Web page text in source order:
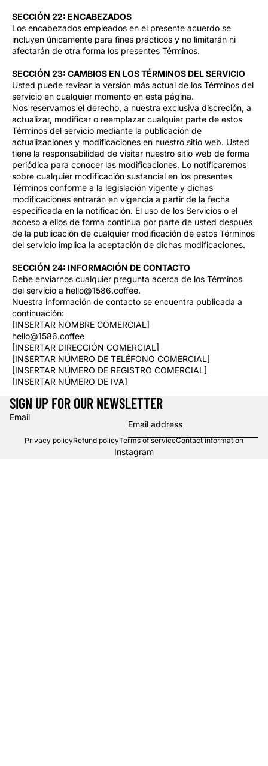
SECCIÓN 22: ENCABEZADOS
Los encabezados empleados en el presente acuerdo se
incluyen únicamente para fines prácticos y no limitarán ni
afectarán de otra forma los presentes Términos.
SECCIÓN 23: CAMBIOS EN LOS TÉRMINOS DEL SERVICIO
Usted puede revisar la versión más actual de los Términos del
servicio en cualquier momento en esta página.
Nos reservamos el derecho, a nuestra exclusiva discreción, a
actualizar, modificar o reemplazar cualquier parte de estos
Términos del servicio mediante la publicación de
actualizaciones y modificaciones en nuestro sitio web. Usted
tiene la responsabilidad de visitar nuestro sitio web de forma
periódica para conocer las modificaciones. Lo notificaremos
sobre cualquier modificación sustancial en los presentes
Términos conforme a la legislación vigente y dichas
modificaciones entrarán en vigencia a partir de la fecha
especificada en la notificación. El uso de los Servicios o el
acceso a ellos de forma continua por parte de usted después
de la publicación de cualquier modificación de estos Términos
del servicio implica la aceptación de dichas modificaciones.
SECCIÓN 24: INFORMACIÓN DE CONTACTO
Debe enviarnos cualquier pregunta acerca de los Términos
del servicio a hello@1586.coffee.
Nuestra información de contacto se encuentra publicada a
continuación:
[INSERTAR NOMBRE COMERCIAL]
hello@1586.coffee
[INSERTAR DIRECCIÓN COMERCIAL]
[INSERTAR NÚMERO DE TELÉFONO COMERCIAL]
[INSERTAR NÚMERO DE REGISTRO COMERCIAL]
[INSERTAR NÚMERO DE IVA]
SIGN UP FOR OUR NEWSLETTER
Email
Privacy policyRefund policyTerms of serviceContact information
Instagram